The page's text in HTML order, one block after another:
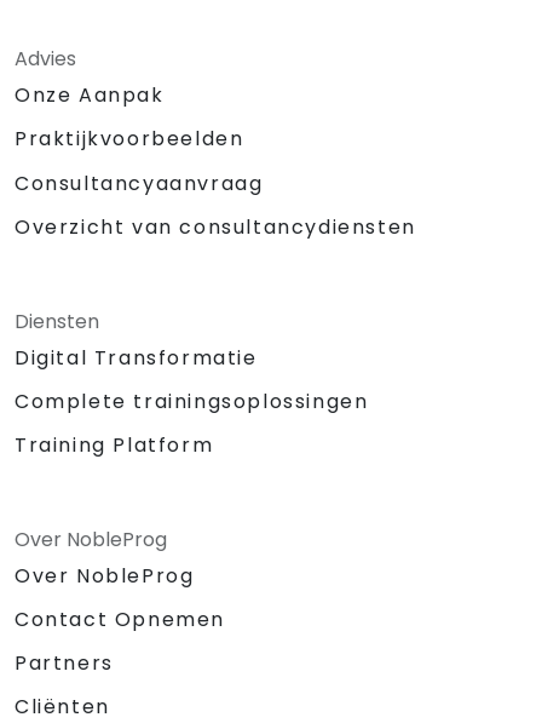
Advies
Onze Aanpak
Praktijkvoorbeelden
Consultancyaanvraag
Overzicht van consultancydiensten
Diensten
Digital Transformatie
Complete trainingsoplossingen
Training Platform
Over NobleProg
Over NobleProg
Contact Opnemen
Partners
Cliënten